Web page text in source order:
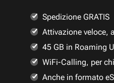
Spedizione GRATIS
Attivazione veloce,
45 GB in Roaming
WiFi-Calling, per
Anche in formato